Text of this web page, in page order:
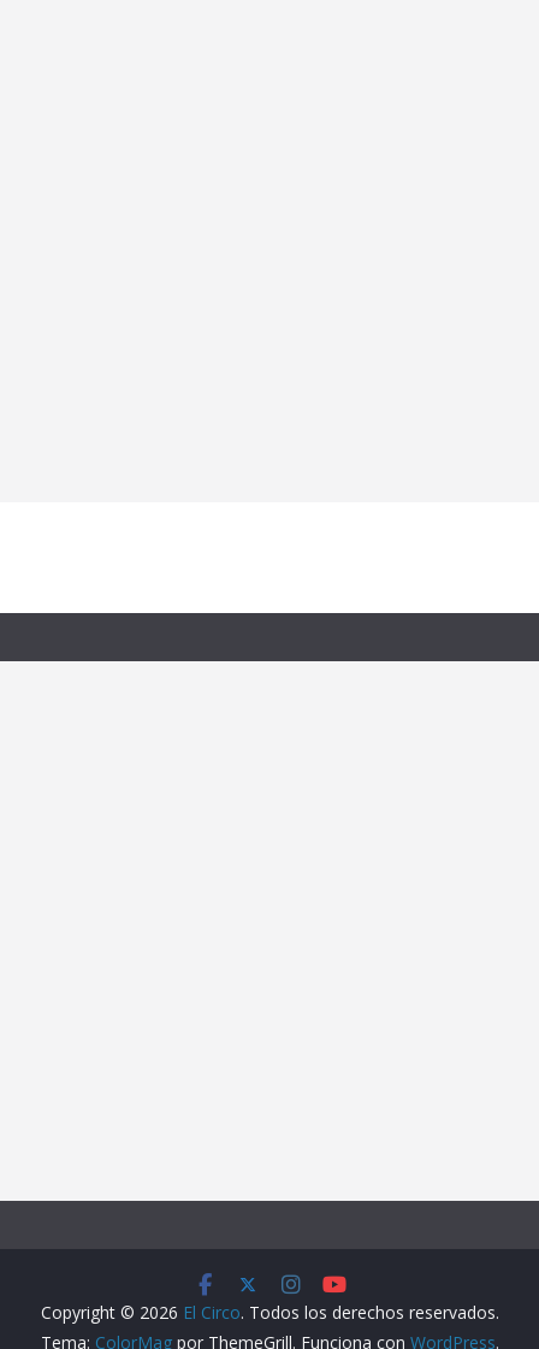
Copyright © 2026 El Circo. Todos los derechos reservados.
Tema: ColorMagpor ThemeGrill. Funciona con WordPress.